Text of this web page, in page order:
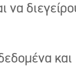
να
και